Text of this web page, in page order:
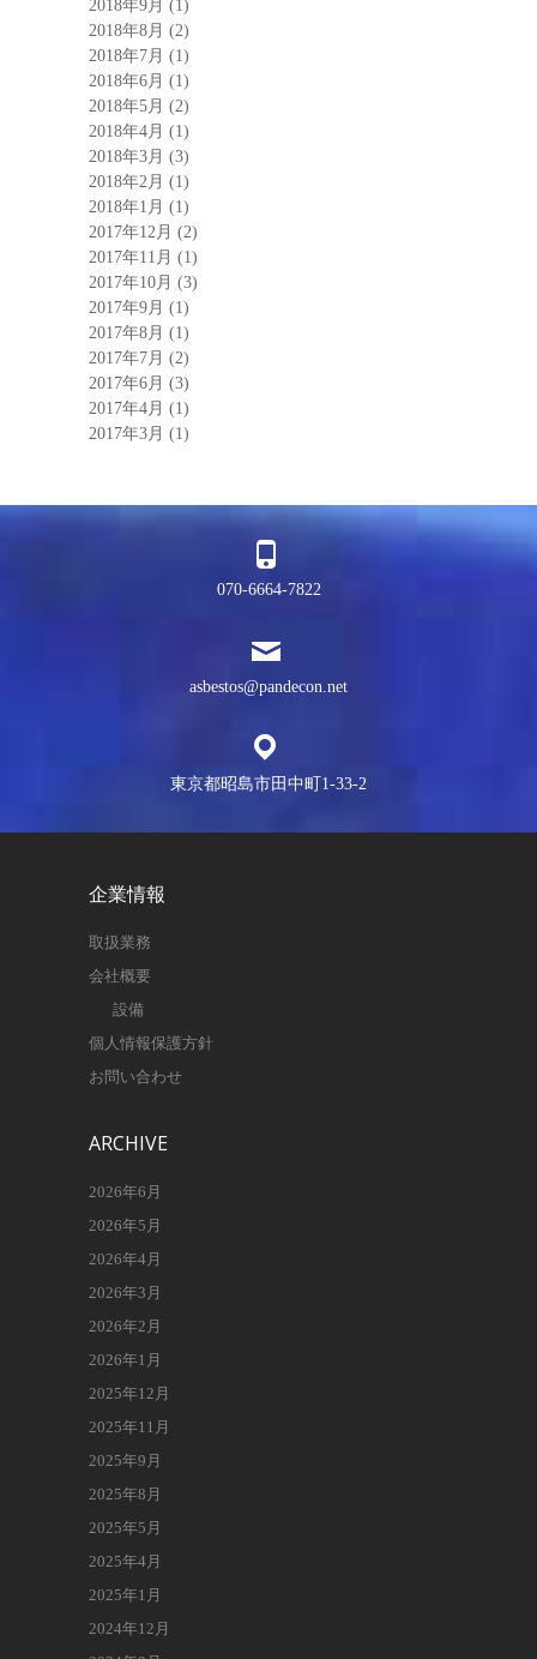
2018年9月 (1)
2018年8月 (2)
2018年7月 (1)
2018年6月 (1)
2018年5月 (2)
2018年4月 (1)
2018年3月 (3)
2018年2月 (1)
2018年1月 (1)
2017年12月 (2)
2017年11月 (1)
2017年10月 (3)
2017年9月 (1)
2017年8月 (1)
2017年7月 (2)
2017年6月 (3)
2017年4月 (1)
2017年3月 (1)
070-6664-7822
asbestos@pandecon.net
東京都昭島市田中町1-33-2
企業情報
取扱業務
会社概要
設備
個人情報保護方針
お問い合わせ
ARCHIVE
2026年6月
2026年5月
2026年4月
2026年3月
2026年2月
2026年1月
2025年12月
2025年11月
2025年9月
2025年8月
2025年5月
2025年4月
2025年1月
2024年12月